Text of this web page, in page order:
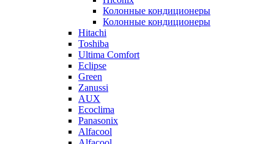
Колонные кондиционеры
Колонные кондиционеры
Hitachi
Toshiba
Ultima Comfort
Eclipse
Green
Zanussi
AUX
Ecoclima
Panasonix
Alfacool